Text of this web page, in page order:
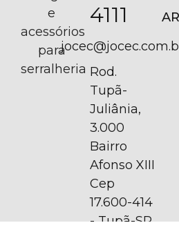
e
acessórios
para
serralheria
4111
Rod.
Tupã-
Juliânia,
3.000
Bairro
Afonso XIII
Cep
17.600-414
- Tupã-SP